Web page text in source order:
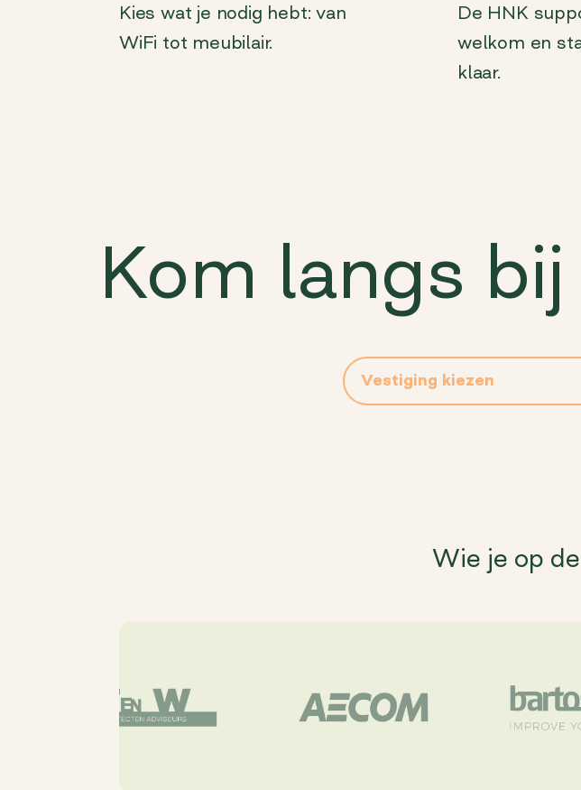
Kies wat je nodig hebt: van
WiFi tot meubilair.
De HNK
welkom en
klaar.
Kom langs
Wie je op